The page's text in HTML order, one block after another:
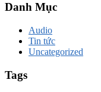
Danh Mục
Audio
Tin tức
Uncategorized
Tags